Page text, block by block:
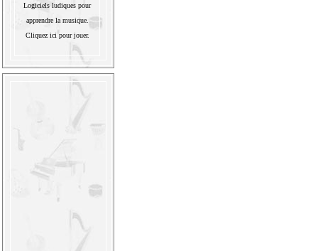
Logiciels ludiques pour
apprendre la musique.
Cliquez ici pour jouer.